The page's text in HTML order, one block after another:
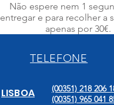
Não espere nem 1
entregar e para recolher a
apenas por 30€.
TELEFONE
LISBOA
(00351) 218 206
(00351) 965 041